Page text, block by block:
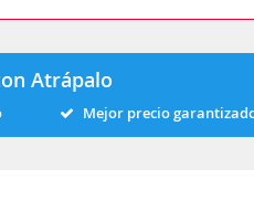
Atrápalo
Mejor precio